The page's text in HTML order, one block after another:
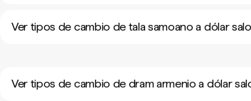
Ver tipos de cambio de tala samoano a dólar
Ver tipos de cambio de dram armenio a dólar